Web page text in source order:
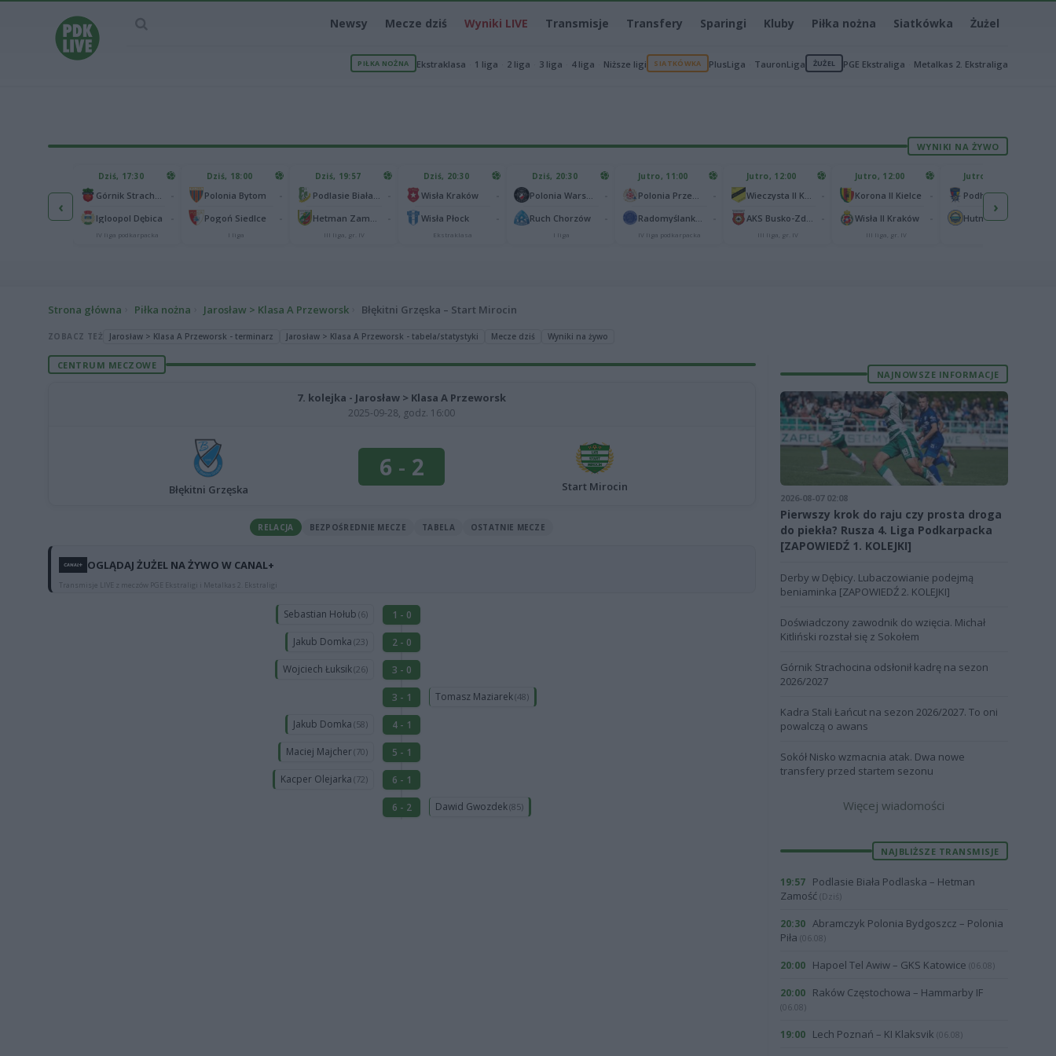
Newsy Mecze dziś Wyniki LIVE Transmisje Transfery Sparingi Kluby Piłka nożna Siatkówka Żużel
PIŁKA NOŻNA Ekstraklasa 1 liga 2 liga 3 liga 4 liga Niższe ligi SIATKÓWKA PlusLiga TauronLiga ŻUŻEL PGE Ekstraliga Metalkas 2. Ekstraliga
WYNIKI NA ŻYWO
‹
65
25
Dziś, 17:30
Igloopol Dębica
IV liga podkarpacka
Dziś, 18:00
Polonia Bytom
Pogoń Siedlce
I liga
Dziś, 19:57
III liga, gr. IV
Dziś, 20:30
Wisła Kraków
Wisła Płock
Ekstraklasa
Dziś, 20:30
Ruch Chorzów
I liga
Jutro, 11:00
IV liga podkarpacka
Jutro, 12:00
III liga, gr. IV
Jutro, 12:00
Korona II Kielce
Wisła II Kraków
III liga, gr. IV
Jutro, 13:00
Hutnik Kraków
›
Strona główna Piłka nożna Jarosław > Klasa A Przeworsk Błękitni Grzęska – Start Mirocin
ZOBACZ TEŻ Jarosław > Klasa A Przeworsk - terminarz Jarosław > Klasa A Przeworsk - tabela/statystyki Mecze dziś Wyniki na żywo
CENTRUM MECZOWE
7. kolejka - Jarosław > Klasa A Przeworsk
2025-09-28, godz. 16:00
Błękitni Grzęska
6 - 2
Start Mirocin
RELACJA BEZPOŚREDNIE MECZE TABELA OSTATNIE MECZE
OGLĄDAJ ŻUŻEL NA ŻYWO W CANAL+
Transmisje LIVE z meczów PGE Ekstraligi i Metalkas 2. Ekstraligi
Sebastian Hołub (6) 1 - 0
Jakub Domka (23) 2 - 0
Wojciech Łuksik(26) 3 - 0
3 - 1 Tomasz Maziarek(48)
Jakub Domka (58) 4 - 1
Maciej Majcher(70) 5 - 1
Kacper Olejarka (72) 6 - 1
6 - 2 Dawid Gwozdek(85)
NAJNOWSZE INFORMACJE
2026-08-07 02:08
Pierwszy krok do raju czy prosta droga
do piekła? Rusza 4. Liga Podkarpacka
[ZAPOWIEDŹ 1. KOLEJKI]
Derby w Dębicy. Lubaczowianie podejmą
beniaminka [ZAPOWIEDŹ 2. KOLEJKI]
Doświadczony zawodnik do wzięcia. Michał
Kitliński rozstał się z Sokołem
Górnik Strachocina odsłonił kadrę na sezon
2026/2027
Kadra Stali Łańcut na sezon 2026/2027. To oni
powalczą o awans
Sokół Nisko wzmacnia atak. Dwa nowe
transfery przed startem sezonu
Więcej wiadomości
NAJBLIŻSZE TRANSMISJE
19:57
Podlasie Biała Podlaska – Hetman
Zamość (Dziś)
20:30 Abramczyk Polonia Bydgoszcz – Polonia
Piła (06.08)
20:00 Hapoel Tel Awiw – GKS Katowice (06.08)
20:00 Raków Częstochowa – Hammarby IF
(06.08)
19:00 Lech Poznań – KI Klaksvik (06.08)